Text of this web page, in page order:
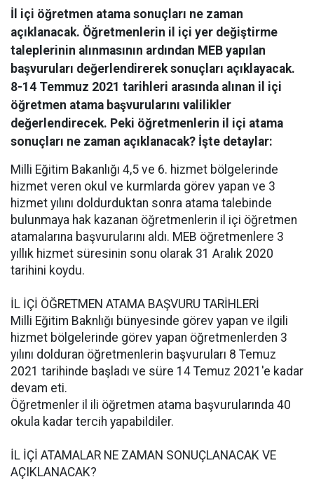
İl içi öğretmen atama sonuçları ne zaman
açıklanacak. Öğretmenlerin il içi yer değiştirme
taleplerinin alınmasının ardından MEB yapılan
başvuruları değerlendirerek sonuçları açıklayacak.
8-14 Temmuz 2021 tarihleri arasında alınan il içi
öğretmen atama başvurularını valilikler
değerlendirecek. Peki öğretmenlerin il içi atama
sonuçları ne zaman açıklanacak? İşte detaylar:
Milli Eğitim Bakanlığı 4,5 ve 6. hizmet bölgelerinde
hizmet veren okul ve kurmlarda görev yapan ve 3
hizmet yılını doldurduktan sonra atama talebinde
bulunmaya hak kazanan öğretmenlerin il içi öğretmen
atamalarına başvurularını aldı. MEB öğretmenlere 3
yıllık hizmet süresinin sonu olarak 31 Aralık 2020
tarihini koydu.
İL İÇİ ÖĞRETMEN ATAMA BAŞVURU TARİHLERİ
Milli Eğitim Baknlığı bünyesinde görev yapan ve ilgili
hizmet bölgelerinde görev yapan öğretmenlerden 3
yılını dolduran öğretmenlerin başvuruları 8 Temuz
2021 tarihinde başladı ve süre 14 Temuz 2021'e kadar
devam eti.
Öğretmenler il ili öğretmen atama başvurularında 40
okula kadar tercih yapabildiler.
İL İÇİ ATAMALAR NE ZAMAN SONUÇLANACAK VE
AÇIKLANACAK?